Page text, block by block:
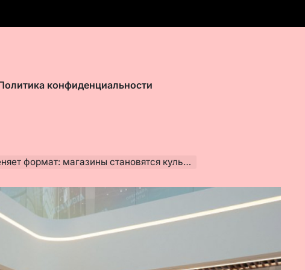
конфиденциальности
магазины становятся культурными пространствами